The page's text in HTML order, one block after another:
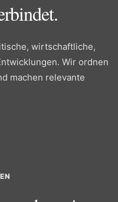
wirtschaftliche,
Wir ordnen
machen relevante